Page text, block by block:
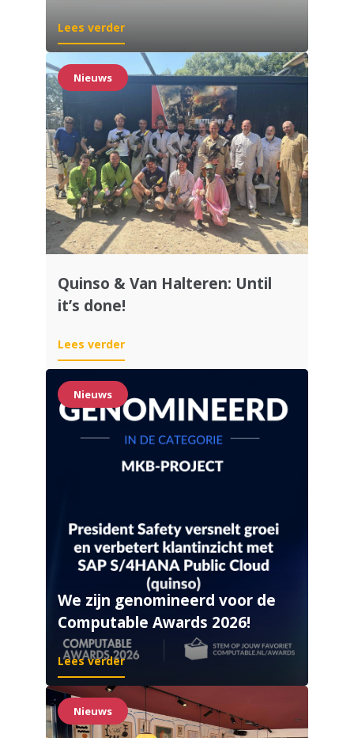
Lees verder
Nieuws
Quinso & Van Halteren: Until
it’s done!
Lees verder
Nieuws
We zijn genomineerd voor de
Computable Awards 2026!
Lees verder
Nieuws